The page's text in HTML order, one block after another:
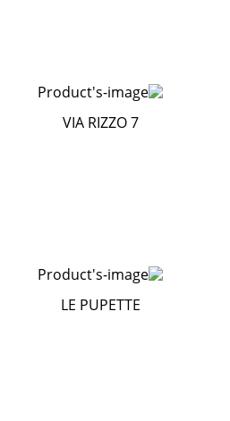
VIA RIZZO 7
LE PUPETTE